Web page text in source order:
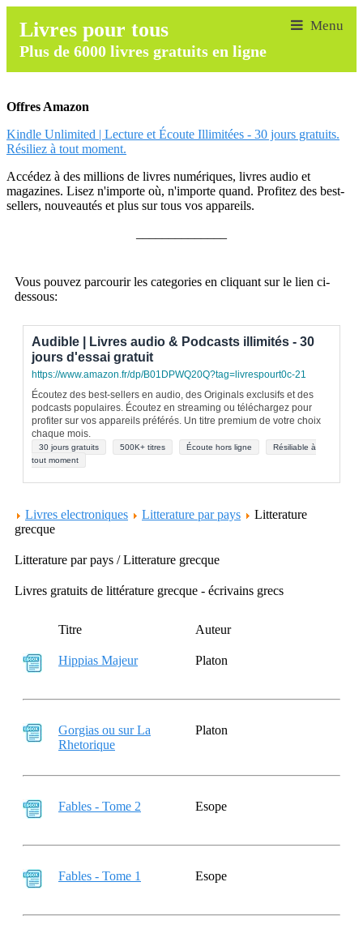
Livres pour tous
Plus de 6000 livres gratuits en ligne
Offres Amazon
Kindle Unlimited | Lecture et Écoute Illimitées - 30 jours gratuits.
Résiliez à tout moment.
Accédez à des millions de livres numériques, livres audio et
magazines. Lisez n'importe où, n'importe quand. Profitez des best-
sellers, nouveautés et plus sur tous vos appareils.
Vous pouvez parcourir les categories en cliquant sur le lien ci-
dessous:
Audible | Livres audio & Podcasts illimités - 30
jours d'essai gratuit
https://www.amazon.fr/dp/B01DPWQ20Q?tag=livrespourt0c-21
Écoutez des best-sellers en audio, des Originals exclusifs et des
podcasts populaires. Écoutez en streaming ou téléchargez pour
profiter sur vos appareils préférés. Un titre premium de votre choix
chaque mois.
30 jours gratuits 500K+ titres Écoute hors ligne
Résiliable à
tout moment
Livres electroniques Litterature par pays
Litterature
grecque
Litterature par pays / Litterature grecque
Livres gratuits de littérature grecque - écrivains grecs
Titre Auteur
Hippias Majeur Platon
Gorgias ou sur La
Rhetorique
Platon
Fables - Tome 2 Esope
Fables - Tome 1 Esope